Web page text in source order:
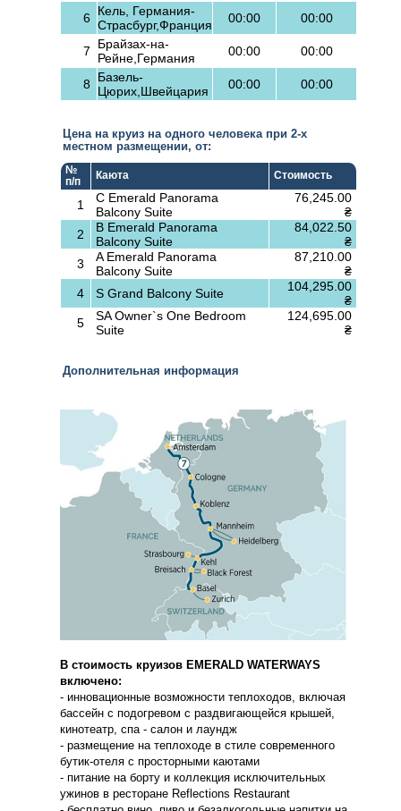
6
Кель, Германия-
Страсбург,Франция
00:00 00:00
7
Брайзах-на-
Рейне,Германия
00:00 00:00
8
Базель-
Цюрих,Швейцария
00:00 00:00
Цена на круиз на одного человека при 2-х
местном размещении, от:
№
п/п
Каюта Стоимость
1
C Emerald Panorama
Balcony Suite
76,245.00
₴
2
B Emerald Panorama
Balcony Suite
84,022.50
₴
3
A Emerald Panorama
Balcony Suite
87,210.00
₴
4
S Grand Balcony Suite
104,295.00
₴
5
SA Owner`s One Bedroom
Suite
124,695.00
₴
Дополнительная информация
В стоимость круизов EMERALD WATERWAYS
включено:
- инновационные возможности теплоходов, включая
бассейн с подогревом с раздвигающейся крышей,
кинотеатр, спа - салон и лаундж
- размещение на теплоходе в стиле современного
бутик-отеля с просторными каютами
- питание на борту и коллекция исключительных
ужинов в ресторане Reflections Restaurant